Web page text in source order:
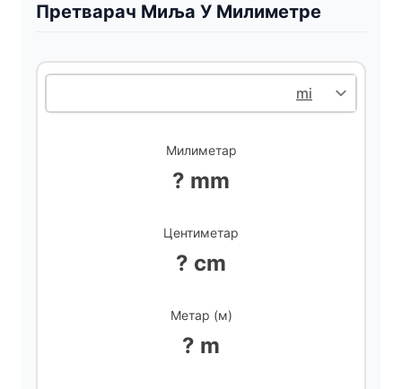
d
o
Претварач Миља У Милиметре
Милиметар
? mm
Центиметар
? cm
Метар (м)
? m